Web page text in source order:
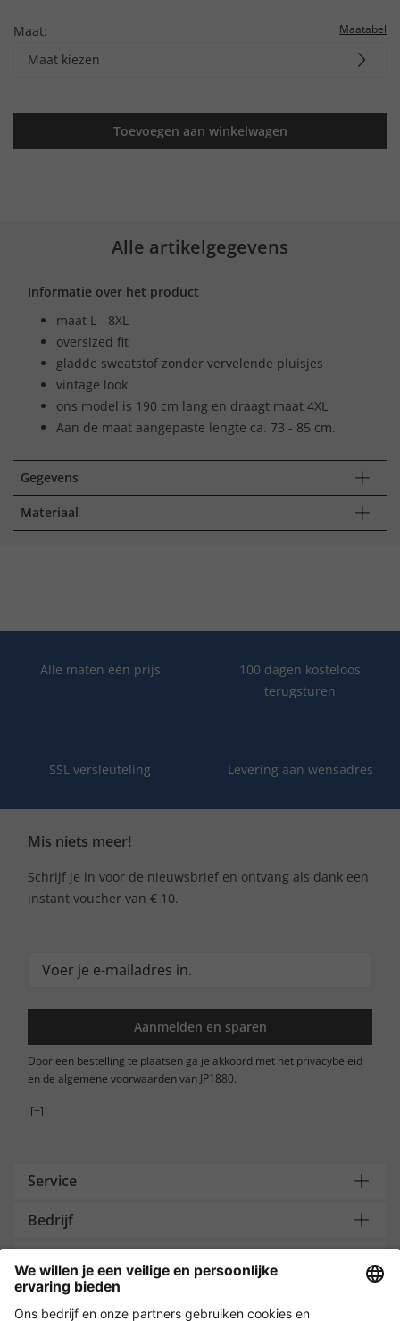
Maat: Maatabel
Maat kiezen
Toevoegen aan winkelwagen
Alle artikelgegevens
Informatie over het product
maat L - 8XL
oversized fit
gladde sweatstof zonder vervelende pluisjes
vintage look
ons model is 190 cm lang en draagt maat 4XL
Aan de maat aangepaste lengte ca. 73 - 85 cm.
Gegevens
Materiaal
Alle maten één prijs
100 dagen kosteloos
terugsturen
SSL versleuteling Levering aan wensadres
Mis niets meer!
Schrijf je in voor de nieuwsbrief en ontvang als dank een
instant voucher van € 10.
Aanmelden en sparen
Door een bestelling te plaatsen ga je akkoord met het privacybeleid
en de algemene voorwaarden van JP1880.
[+]
Service
Bedrijf
Payment and Delivery